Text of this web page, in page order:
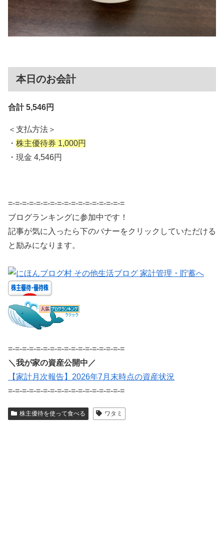
本日のお会計
合計 5,546円
＜支払方法＞
・ 株主優待券 1,000円
・現金 4,546円
=-=-=-=-=-=-=-=-=-=-=-=-=-=-=-=-=
ブログランキングに参加中です！
記事が気に入ったら下のバナーをクリックしていただける
と励みになります。
=-=-=-=-=-=-=-=-=-=-=-=-=-=-=-=-=
＼我が家の資産公開中／
【家計月次報告】2026年7月末時点の資産状況
=-=-=-=-=-=-=-=-=-=-=-=-=-=-=-=-=
株主優待を使って食べる ワタミ